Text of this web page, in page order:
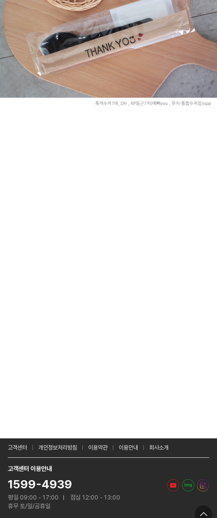
고객센터 개인정보처리방침 이용약관 이용안내 회사소개
고객센터 이용안내
1599-4939
평일 09:00 - 17:00
점심 12:00 - 13:00
휴무 토/일/공휴일